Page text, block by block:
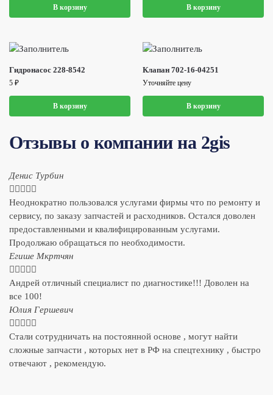
В корзину В корзину
Гидронасос 228-8542
5 ₽
В корзину
Клапан 702-16-04251
Уточняйте цену
В корзину
Отзывы о компании на 2gis
Денис Турбин
    
Неоднократно пользовался услугами фирмы что по ремонту и
сервису, по заказу запчастей и расходников. Остался доволен
предоставленными и квалифицированным услугами.
Продолжаю обращаться по необходимости.
​Егише Мкртчян
    
Андрей отличный специалист по диагностике!!! Доволен на
все 100!
​Юлия Гершевич
    
Стали сотрудничать на постоянной основе , могут найти
сложные запчасти , которых нет в РФ на спецтехнику , быстро
отвечают , рекомендую.